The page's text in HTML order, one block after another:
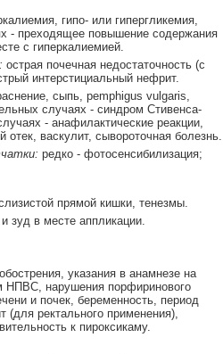
гипо- или гипергликемия,
- преходящее повышение содержания
с гиперкалиемией.
острая почечная недостаточность (с
интерстициальный нефрит.
сыпь, pemphigus vulgaris,
случаях - синдром Стивенса-
- анафилактические реакции,
отек, васкулит, сывороточная болезнь.
редко - фотосенсибилизация;
прямой кишки, тенезмы.
зуд в месте аппликации.
указания в анамнезе на
НПВС, нарушения порфиринового
и почек, беременность, период
(для ректального применения),
к пироксикаму.